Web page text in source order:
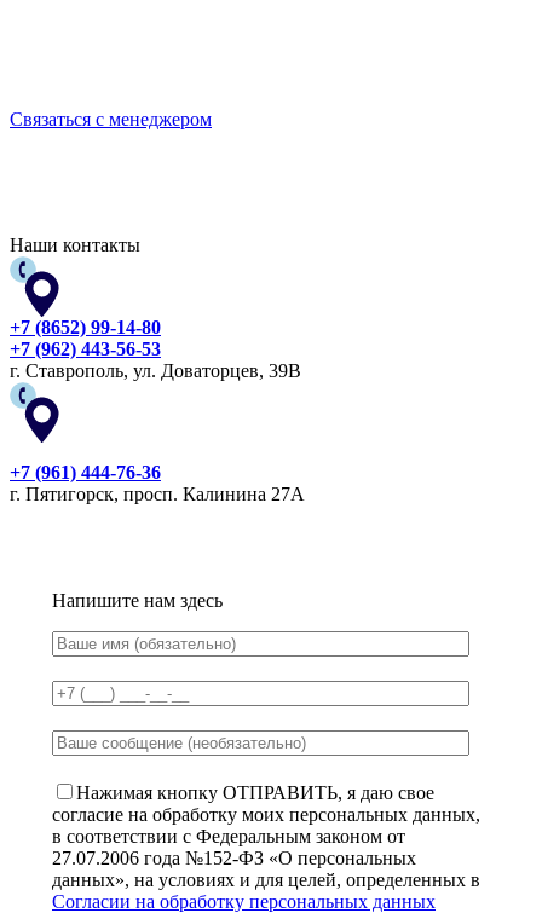
Связаться с менеджером
Наши контакты
+7 (8652) 99-14-80
+7 (962) 443-56-53
г. Ставрополь, ул. Доваторцев, 39В
+7 (961) 444-76-36
г. Пятигорск, просп. Калинина 27А
Напишите нам здесь
Нажимая кнопку ОТПРАВИТЬ, я даю свое
согласие на обработку моих персональных данных,
в соответствии с Федеральным законом от
27.07.2006 года №152-ФЗ «О персональных
данных», на условиях и для целей, определенных в
Согласии на обработку персональных данных